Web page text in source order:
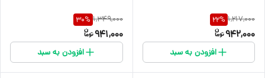
1,217,000
22%
942,000
افزودن به سبد
1,349,000
30%
941,000
افزودن به سبد